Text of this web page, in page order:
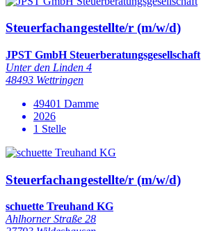
Steuerfachangestellte/r (m/w/d)
JPST GmbH Steuerberatungsgesellschaft
Unter den Linden 4
48493 Wettringen
49401 Damme
2026
1 Stelle
Steuerfachangestellte/r (m/w/d)
schuette Treuhand KG
Ahlhorner Straße 28